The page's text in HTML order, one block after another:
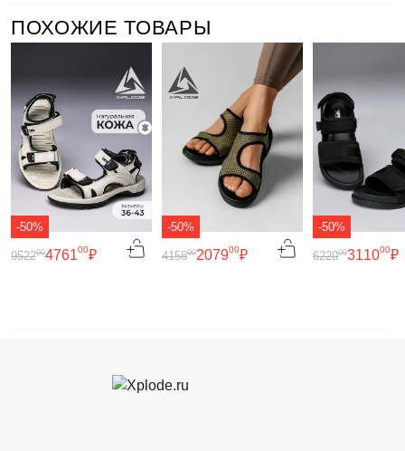
ПОХОЖИЕ ТОВАРЫ
-50%
476100₽
952200
-50%
207900₽
415800
-50%
311000₽
622000